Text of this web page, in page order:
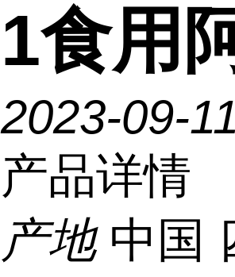
1食用
2023-09-11
产品详情
产地 中国